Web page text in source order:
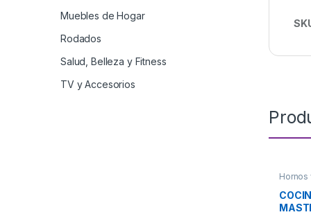
Hornos
Muebles de Hogar
Rodados
Salud, Belleza y Fitness
TV y Accesorios